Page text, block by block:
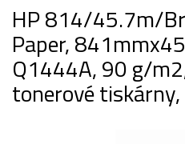
HP 814/45.7m/
Paper,
Q1444A, 90 g/
tonerové